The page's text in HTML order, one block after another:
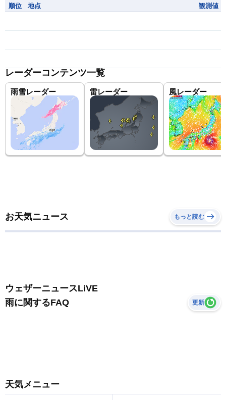
順位 地点 観測値
レーダーコンテンツ一覧
雨雪レーダー 雷レーダー 風レーダー
お天気ニュース もっと読む
ウェザーニュースLiVE
雨に関するFAQ
更新
天気メニュー